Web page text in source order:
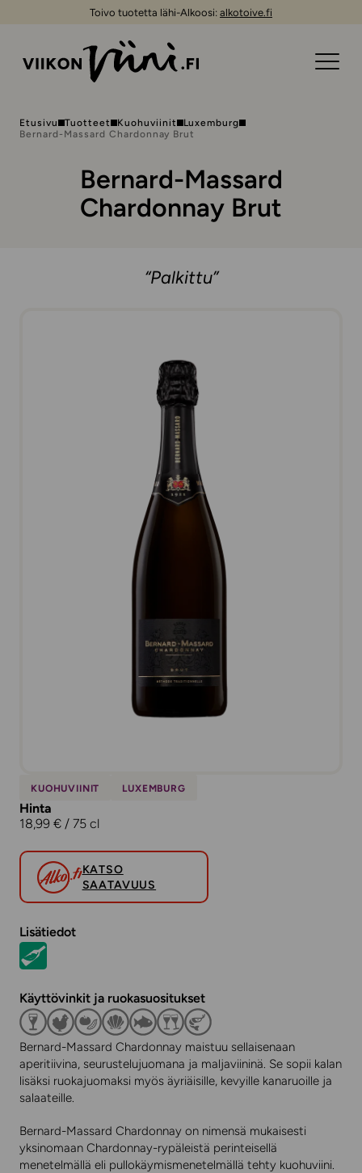
Toivo tuotetta lähi-Alkoosi: alkotoive.fi
Etusivu Tuotteet Kuohuviinit
Luxemburg
Bernard-Massard Chardonnay Brut
Bernard-Massard
Chardonnay Brut
“Palkittu”
KUOHUVIINIT LUXEMBURG
Hinta
18,99 € / 75 cl
KATSO
SAATAVUUS
Lisätiedot
Käyttövinkit ja ruokasuositukset
Bernard-Massard Chardonnay maistuu sellaisenaan
aperitiivina, seurustelujuomana ja maljaviininä. Se sopii kalan
lisäksi ruokajuomaksi myös äyriäisille, kevyille kanaruoille ja
salaateille.
Bernard-Massard Chardonnay on nimensä mukaisesti
yksinomaan Chardonnay-rypäleistä perinteisellä
menetelmällä eli pullokäymismenetelmällä tehty kuohuviini.